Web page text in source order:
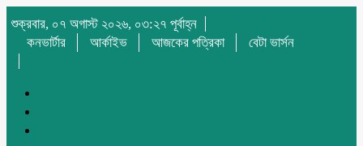
শুক্রবার, ০৭ অগাস্ট ২০২৬, ০৩:২৭ পূর্বাহ্ন
কনভার্টার
আর্কাইভ আজকের পত্রিকা বেটা ভার্সন